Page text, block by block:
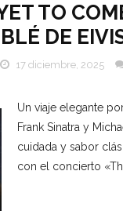
TO
DE
17 diciembre, 2025
Un viaje elegante
Frank Sinatra y
cuidada y sabor
con el concierto